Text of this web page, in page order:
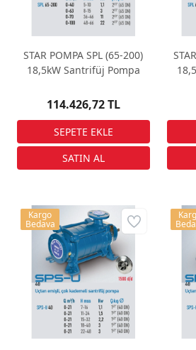
STAR POMPA SPL (65-200)
18,5kW Santrifüj Pompa
114.426,72 TL
Kargo
Bedava